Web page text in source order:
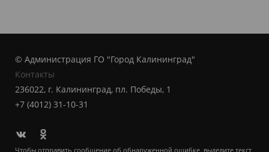
© Администрация ГО "Город Калининград"
Контакты
236022, г. Калининград, пл. Победы, 1
+7 (4012) 31-10-31
Чтобы отправить сообщение об обнаруженной ошибке, выделите текст